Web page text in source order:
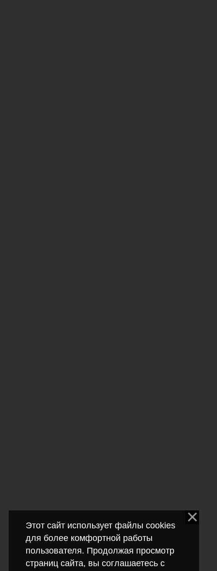
Этот сайт использует файлы cookies
для более комфортной работы
пользователя. Продолжая просмотр
страниц сайта, вы соглашаетесь с